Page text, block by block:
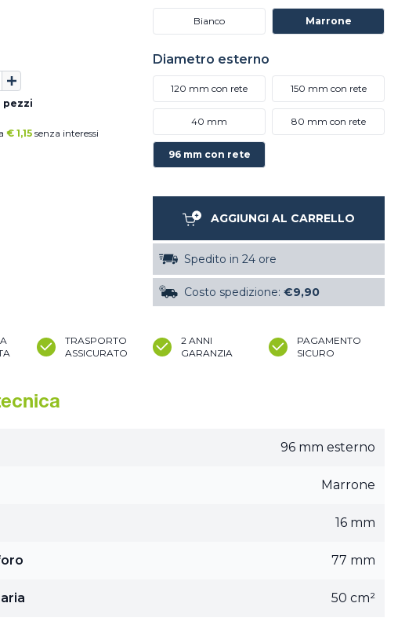
pezzi
€ 1,15 senza interessi
Bianco Marrone
Diametro esterno
120 mm con rete 150 mm con rete
40 mm 80 mm con rete
96 mm con rete
AGGIUNGI AL CARRELLO
Spedito in 24 ore
Costo spedizione: €9,90
TRASPORTO
ASSICURATO
2 ANNI
GARANZIA
PAGAMENTO
SICURO
96 mm esterno
Marrone
16 mm
77 mm
50 cm²